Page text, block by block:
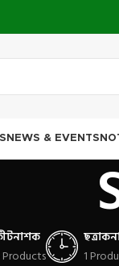
NEWS & EVENTS
Products
1